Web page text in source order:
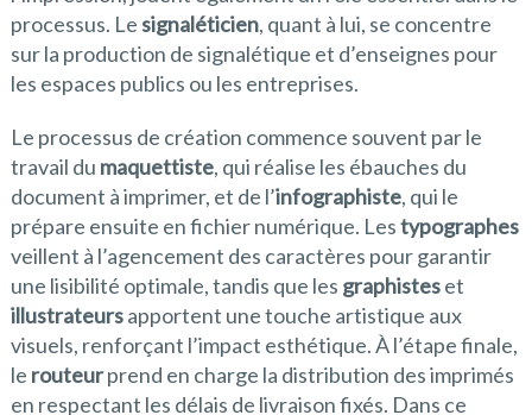
processus. Lesignaléticien, quant à lui, se concentre
sur la production de signalétique et d’enseignes pour
les espaces publics ou les entreprises.
Le processus de création commence souvent par le
travail du maquettiste, qui réalise les ébauches du
document à imprimer, et de l’infographiste, qui le
prépare ensuite en fichier numérique. Lestypographes
veillent à l’agencement des caractères pour garantir
une lisibilité optimale, tandis que les graphisteset
illustrateursapportent une touche artistique aux
visuels, renforçant l’impact esthétique. À l’étape finale,
le routeurprend en charge la distribution des imprimés
en respectant les délais de livraison fixés. Dans ce